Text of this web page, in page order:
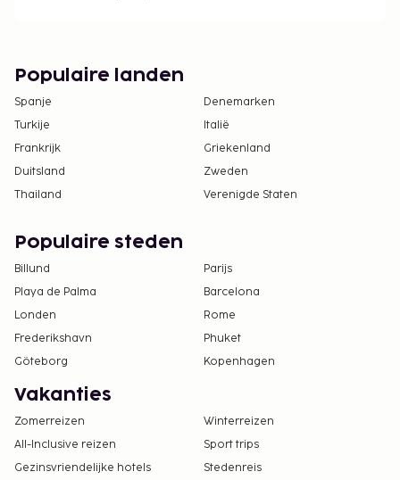
Deze accommodatie heet gasten van elke
Populaire landen
Spanje
Denemarken
Turkije
Italië
Frankrijk
Griekenland
Duitsland
Zweden
Thailand
Verenigde Staten
Populaire steden
Billund
Parijs
Playa de Palma
Barcelona
Londen
Rome
Frederikshavn
Phuket
Göteborg
Kopenhagen
Vakanties
Zomerreizen
Winterreizen
All-Inclusive reizen
Sport trips
Gezinsvriendelijke hotels
Stedenreis